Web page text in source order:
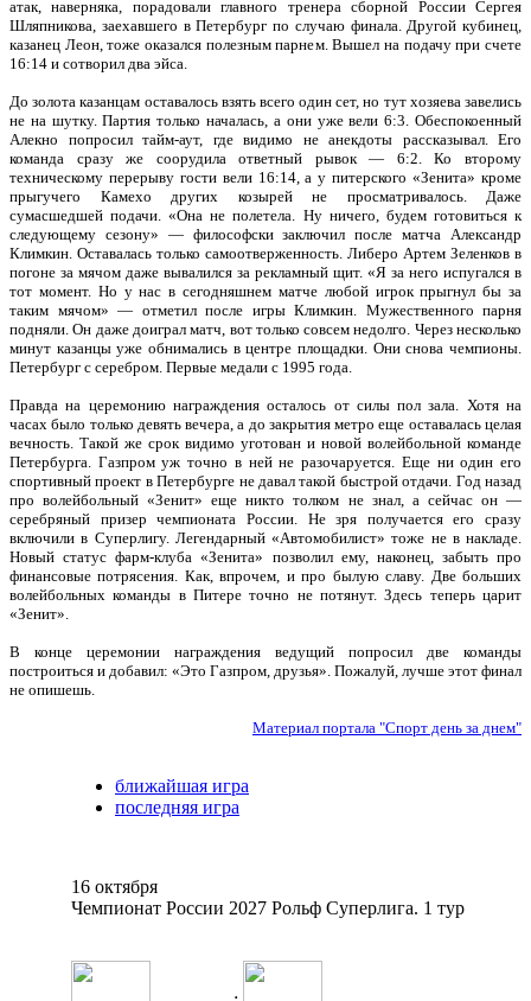
атак, наверняка, порадовали главного тренера сборной России Сергея
Шляпникова, заехавшего в Петербург по случаю финала. Другой кубинец,
казанец Леон, тоже оказался полезным парнем. Вышел на подачу при счете
16:14 и сотворил два эйса.
До золота казанцам оставалось взять всего один сет, но тут хозяева завелись
не на шутку. Партия только началась, а они уже вели 6:3. Обеспокоенный
Алекно попросил тайм-аут, где видимо не анекдоты рассказывал. Его
команда сразу же соорудила ответный рывок — 6:2. Ко второму
техническому перерыву гости вели 16:14, а у питерского «Зенита» кроме
прыгучего Камехо других козырей не просматривалось. Даже
сумасшедшей подачи. «Она не полетела. Ну ничего, будем готовиться к
следующему сезону» — философски заключил после матча Александр
Климкин. Оставалась только самоотверженность. Либеро Артем Зеленков в
погоне за мячом даже вывалился за рекламный щит. «Я за него испугался в
тот момент. Но у нас в сегодняшнем матче любой игрок прыгнул бы за
таким мячом» — отметил после игры Климкин. Мужественного парня
подняли. Он даже доиграл матч, вот только совсем недолго. Через несколько
минут казанцы уже обнимались в центре площадки. Они снова чемпионы.
Петербург с серебром. Первые медали с 1995 года.
Правда на церемонию награждения осталось от силы пол зала. Хотя на
часах было только девять вечера, а до закрытия метро еще оставалась целая
вечность. Такой же срок видимо уготован и новой волейбольной команде
Петербурга. Газпром уж точно в ней не разочаруется. Еще ни один его
спортивный проект в Петербурге не давал такой быстрой отдачи. Год назад
про волейбольный «Зенит» еще никто толком не знал, а сейчас он —
серебряный призер чемпионата России. Не зря получается его сразу
включили в Суперлигу. Легендарный «Автомобилист» тоже не в накладе.
Новый статус фарм-клуба «Зенита» позволил ему, наконец, забыть про
финансовые потрясения. Как, впрочем, и про былую славу. Две больших
волейбольных команды в Питере точно не потянут. Здесь теперь царит
«Зенит».
В конце церемонии награждения ведущий попросил две команды
построиться и добавил: «Это Газпром, друзья». Пожалуй, лучше этот финал
не опишешь.
Материал портала "Спорт день за днем"
ближайшая игра
последняя игра
16 октября
Чемпионат России 2027 Рольф Суперлига. 1 тур